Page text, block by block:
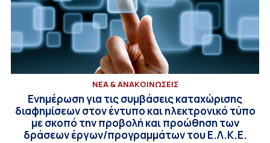
ΝΕΑ & ΑΝΑΚΟΙΝΩΣΕΙΣ
Ενημέρωση για τις συμβάσεις καταχώρισης
διαφημίσεων στον έντυπο και ηλεκτρονικό τύπο
με σκοπό την προβολή και προώθηση των
δράσεων έργων/προγραμμάτων του Ε.Λ.Κ.Ε.